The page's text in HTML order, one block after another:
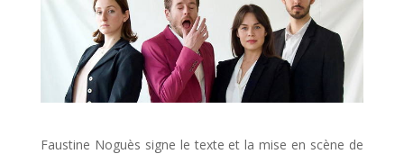
Faustine Noguès signe le texte et la mise en scène de